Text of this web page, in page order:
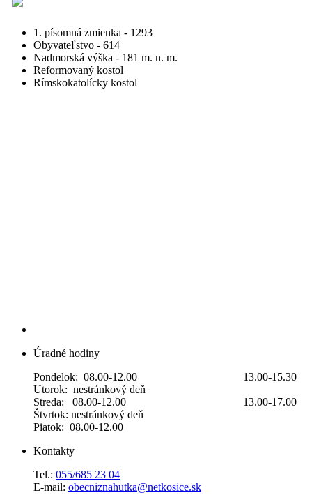
1. písomná zmienka - 1293
Obyvateľstvo - 614
Nadmorská výška - 181 m. n. m.
Reformovaný kostol
Rímskokatolícky kostol
Úradné hodiny
Pondelok: 08.00-12.00 13.00-15.30
Utorok: nestránkový deň
Streda: 08.00-12.00 13.00-17.00
Štvrtok: nestránkový deň
Piatok: 08.00-12.00
Kontakty
Tel.: 055/685 23 04
E-mail: obecniznahutka@netkosice.sk